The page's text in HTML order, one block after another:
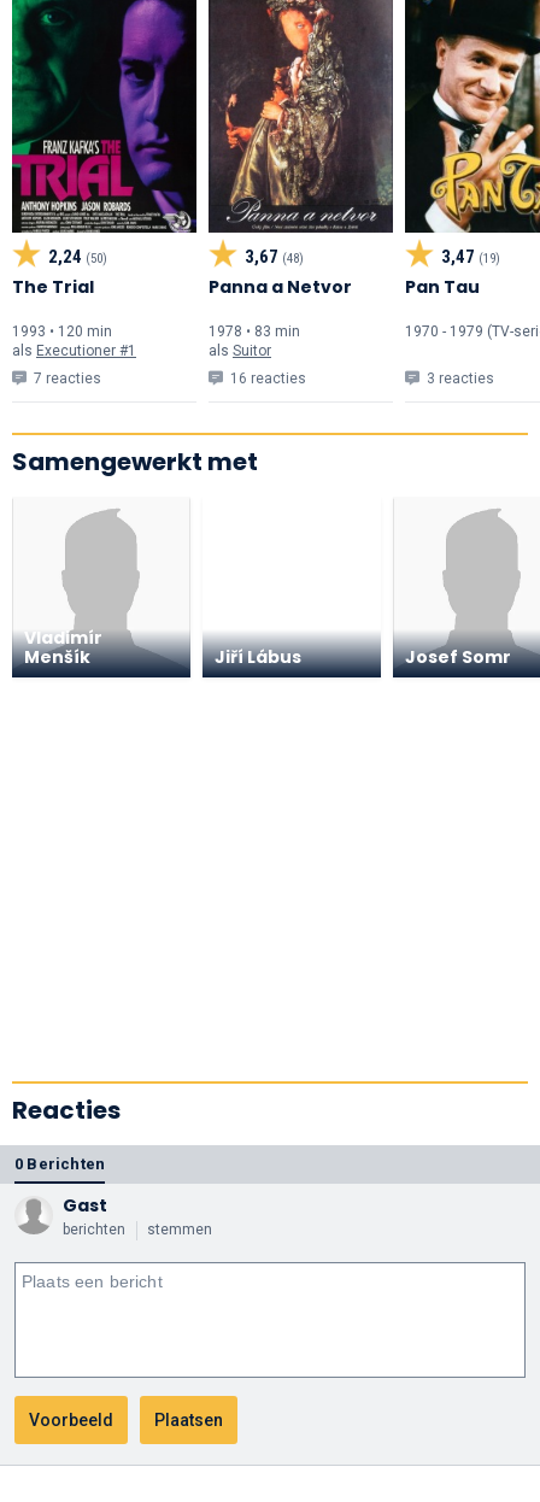
2,24 (50)
The Trial
1993 • 120 min
als Executioner #1
7 reacties
3,67 (48)
Panna a Netvor
1978 • 83 min
als Suitor
16 reacties
3,47 (19)
Pan Tau
1970 - 1979 (TV-
3 reacties
Samengewerkt met
Vladimír
Menšík
Jiří Lábus Josef Somr
Reacties
0 Berichten
Gast
berichten stemmen